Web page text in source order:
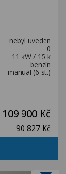
nebyl uveden
0
11 kW / 15 k
benzín
manuál (6 st.)
109 900 Kč
90 827 Kč